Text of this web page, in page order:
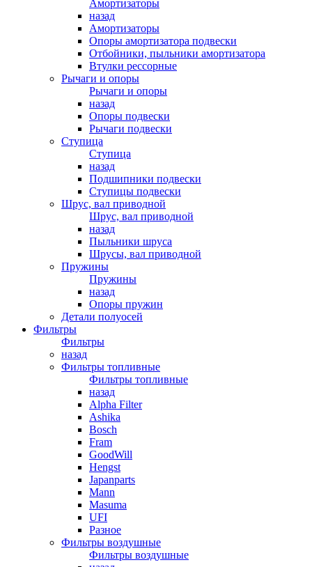
Амортизаторы
назад
Амортизаторы
Опоры амортизатора подвески
Отбойники, пыльники амортизатора
Втулки рессорные
Рычаги и опоры
Рычаги и опоры
назад
Опоры подвески
Рычаги подвески
Ступица
Ступица
назад
Подшипники подвески
Ступицы подвески
Шрус, вал приводной
Шрус, вал приводной
назад
Пыльники шруса
Шрусы, вал приводной
Пружины
Пружины
назад
Опоры пружин
Детали полуосей
Фильтры
Фильтры
назад
Фильтры топливные
Фильтры топливные
назад
Alpha Filter
Ashika
Bosch
Fram
GoodWill
Hengst
Japanparts
Mann
Masuma
UFI
Разное
Фильтры воздушные
Фильтры воздушные